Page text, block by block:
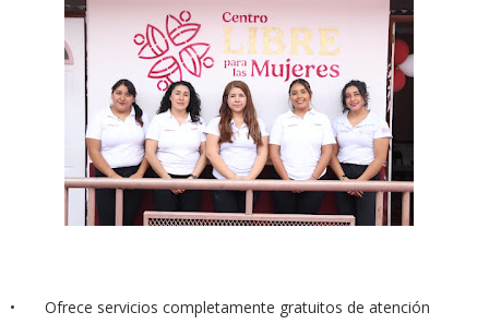
•
Ofrece servicios completamente gratuitos de atención